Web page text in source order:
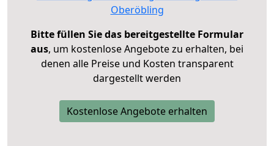
Oberöbling
Bitte füllen Sie das bereitgestellte Formular
aus, um kostenlose Angebote zu erhalten, bei
denen alle Preise und Kosten transparent
dargestellt werden
Kostenlose Angebote erhalten